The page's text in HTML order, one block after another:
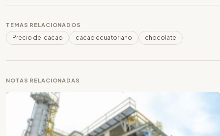
TEMAS RELACIONADOS
Precio del cacao cacao ecuatoriano chocolate
NOTAS RELACIONADAS